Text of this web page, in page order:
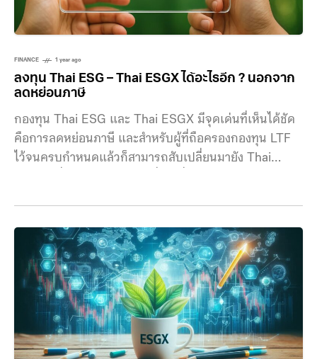
FINANCE 1 year ago
ลงทุน Thai ESG – Thai ESGX ได้อะไรอีก ? นอกจาก
ลดหย่อนภาษี
กองทุน Thai ESG และ Thai ESGX มีจุดเด่นที่เห็นได้ชัด
คือการลดหย่อนภาษี และสำหรับผู้ที่ถือครองกองทุน LTF
ไว้จนครบกำหนดแล้วก็สามารถสับเปลี่ยนมายัง Thai
ESG และ Thai ESGX มีระยะเวลาการถือครอง 5 ปี จึงนับ
เป็นการลงทุนระยะยาวที่น่าสนใจสำหรับมือใหม่ เพราะว่า
ช่วยลดความเสี่ยงจากความผันผวนของตลาดที่หลายคนยัง
จับทิศทางไม่แม่น ช่วยสร้างวินัยทางการเงินในการเริ่มต้น
การลงทุนให้สำเร็จ และ